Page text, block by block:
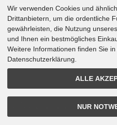
Interessante Links
Produktlisten
Zahlungsmethoden
Sprachvariablen befinden sich in der Datei
Wir verwenden Cookies und
Drittanbietern, um die ordentliche
gewährleisten, die Nutzung
und Ihnen ein bestmögliches
Weitere Informationen finden Sie
Datenschutzerklärung.
ALLE
NUR